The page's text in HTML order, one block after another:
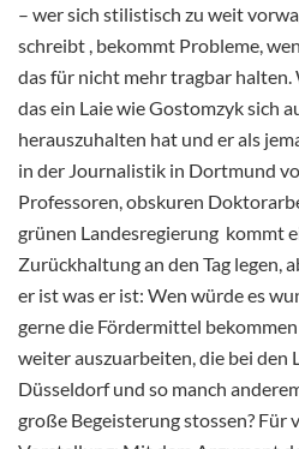
– wer sich stilistisch zu weit
schreibt , bekommt Probleme,
das für nicht mehr tragbar halten.
das ein Laie wie Gostomzyk sich
herauszuhalten hat und er als
in der Journalistik in Dortmund
Professoren, obskuren
grünen Landesregierung kommt
Zurückhaltung an den Tag legen,
er ist was er ist: Wen würde es
gerne die Fördermittel
weiter auszuarbeiten, die bei den
Düsseldorf und so manch
große Begeisterung stossen? Für